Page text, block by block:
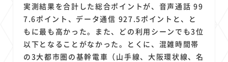
実測結果を合計した総合ポイントが、音声通話 99
7.6ポイント、データ通信 927.5ポイントと、と
もに最も高かった。また、どの利用シーンでも3位
以下となることがなかった。とくに、混雑時間帯
の3大都市圏の基幹電車（山手線、大阪環状線、名